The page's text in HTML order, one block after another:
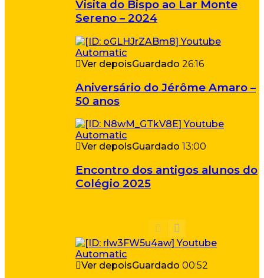
Visita do Bispo ao Lar Monte
Sereno – 2024
Ver depoisGuardado 26:16
Aniversário do Jérôme Amaro –
50 anos
Ver depoisGuardado 13:00
Encontro dos antigos alunos do
Colégio 2025
Ver depoisGuardado 00:52